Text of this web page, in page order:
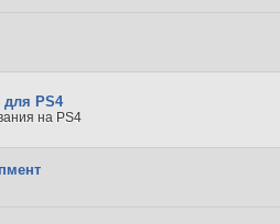
PS4
на PS4